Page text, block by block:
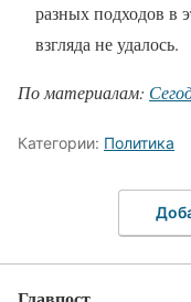
разных подходов в
взгляда не удалось.
По материалам:
Категории: Политика